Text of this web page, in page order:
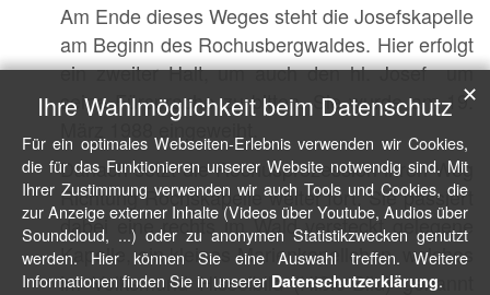
Am Ende dieses Weges steht die Josefskapelle
am Beginn des Rochusbergwaldes. Hier erfolgt
ein zweiter Halt, um auch den hl. Josef um
seine Fürsprache zu bitten. Sie wurde am 19.
März 1988 eingeweiht.
Danach setzt die Rochusprozession ihren Weg
Richtung Rochskapelle weiter fort. Sie passiert
dabei eine rechts im Wald versteckt gelegene
Kapelle, ein kleines Marienkapellchen, welches
im Volksmund Hisselbild (Hißle-Bild) genannt
Ihre Wahlmöglichkeit beim Datenschutz
Für ein optimales Webseiten-Erlebnis verwenden wir Cookies,
die für das Funktionieren unserer Website notwendig sind. Mit
Ihrer Zustimmung verwenden wir auch Tools und Cookies, die
zur Anzeige externer Inhalte (Videos über Youtube, Audios über
Soundcloud, ...) oder zu anonymen Statistikzwecken genutzt
werden. Hier können Sie eine Auswahl treffen. Weitere
Informationen finden Sie in unserer Datenschutzerklärung.
✕